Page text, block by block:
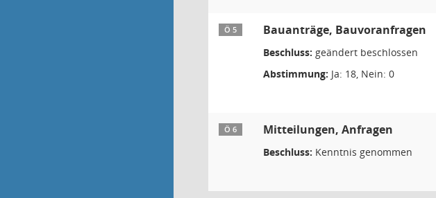
Ö 5 Bauanträge, Bauvoranfragen
Beschluss: geändert beschlossen
Abstimmung: Ja: 18, Nein: 0
Ö 6 Mitteilungen, Anfragen
Beschluss: Kenntnis genommen